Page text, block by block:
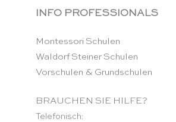
INFO PROFESSIONALS
Montessori Schulen
Waldorf Steiner Schulen
Vorschulen & Grundschulen
BRAUCHEN SIE HILFE?
Telefonisch: